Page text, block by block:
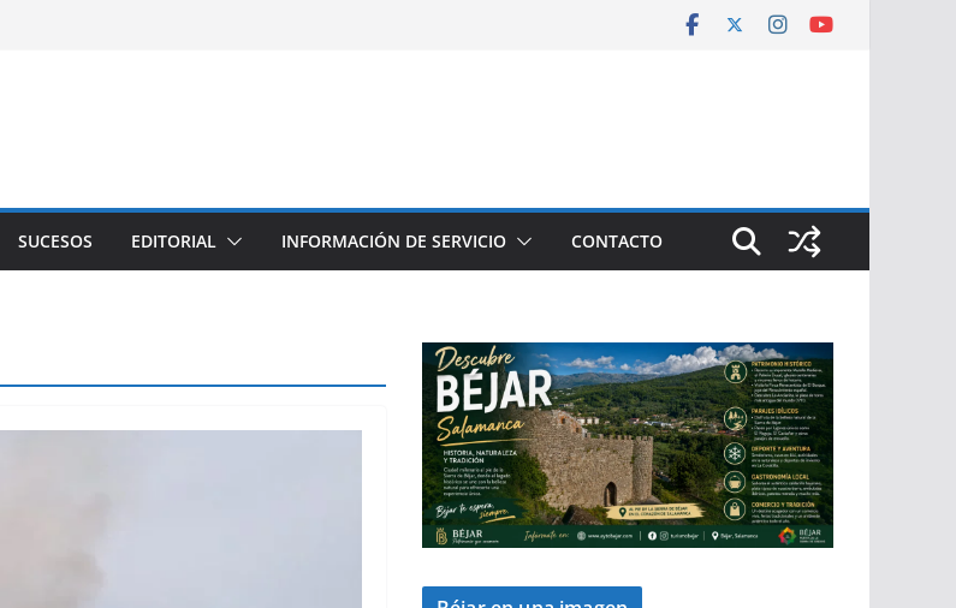
SUCESOS EDITORIAL INFORMACIÓN DE SERVICIO CONTACTO